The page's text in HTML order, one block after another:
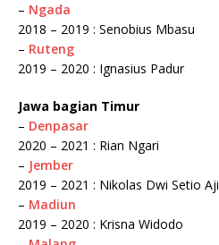
– Ngada
2018 – 2019 : Senobius Mbasu
– Ruteng
2019 – 2020 : Ignasius Padur
Jawa bagian Timur
– Denpasar
2020 – 2021 : Rian Ngari
– Jember
2019 – 2021 : Nikolas Dwi Setio Aji
– Madiun
2019 – 2020 : Krisna Widodo